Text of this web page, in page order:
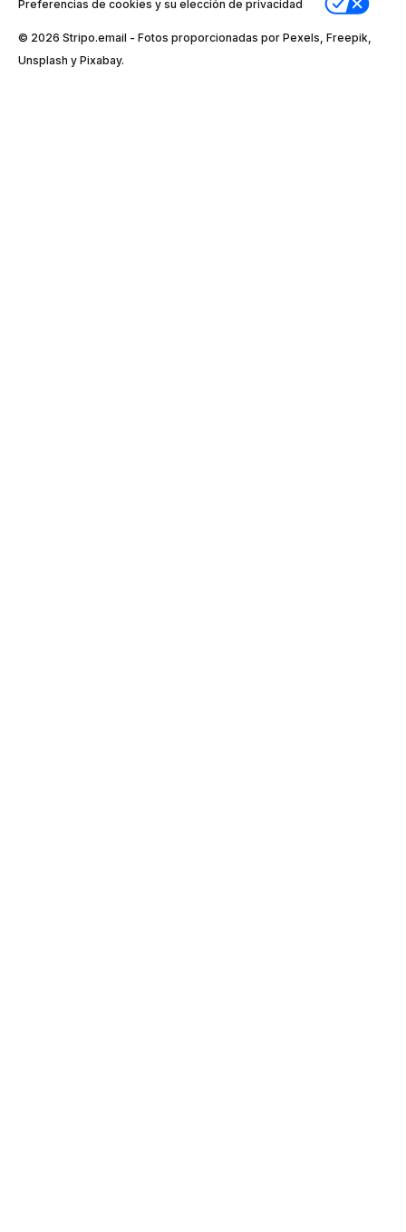
Preferencias de cookies y su elección de privacidad
© 2026 Stripо.email - Fotos proporcionadas por Pexels, Freepik,
Unsplash y Pixabay.